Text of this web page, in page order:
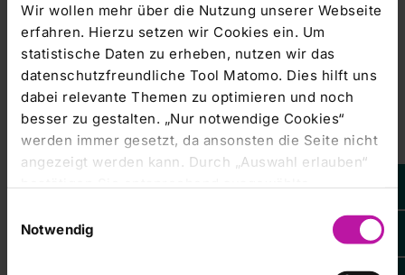
Wir wollen mehr über die Nutzung unserer Webseite
erfahren. Hierzu setzen wir Cookies ein. Um
statistische Daten zu erheben, nutzen wir das
datenschutzfreundliche Tool Matomo. Dies hilft uns
dabei relevante Themen zu optimieren und noch
besser zu gestalten. „Nur notwendige Cookies“
werden immer gesetzt, da ansonsten die Seite nicht
angezeigt werden kann. Durch „Auswahl erlauben“
erlauben Sie alle eingesetzten Cookies. Sie können
Ihre
Einstellungen anpassen. Weitere Informationen
Notwendig
Bei den Auszubildenden steigt zwar der Anteil der Männer,
doch rund knapp 70 Prozent der Azubis sind weiblich.